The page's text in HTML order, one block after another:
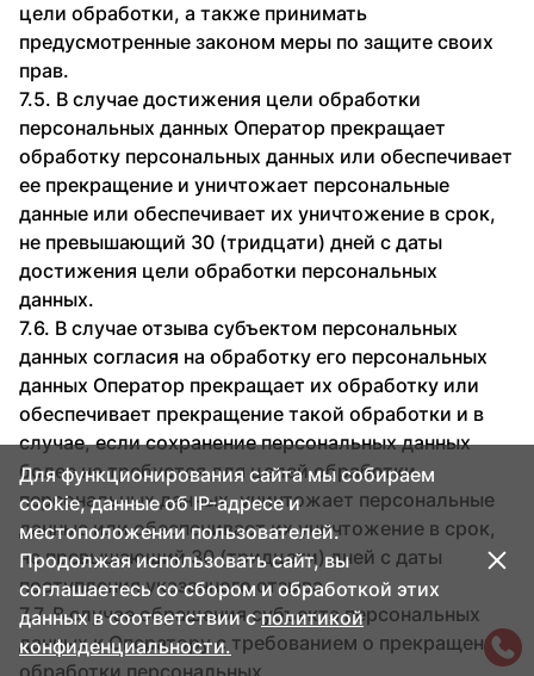
цели обработки, а также принимать
предусмотренные законом меры по защите своих
прав.
7.5. В случае достижения цели обработки
персональных данных Оператор прекращает
обработку персональных данных или обеспечивает
ее прекращение и уничтожает персональные
данные или обеспечивает их уничтожение в срок,
не превышающий 30 (тридцати) дней с даты
достижения цели обработки персональных
данных.
7.6. В случае отзыва субъектом персональных
данных согласия на обработку его персональных
данных Оператор прекращает их обработку или
обеспечивает прекращение такой обработки и в
случае, если сохранение персональных данных
более не требуется для целей обработки
персональных данных, уничтожает персональные
данные или обеспечивает их уничтожение в срок,
не превышающий 30 (тридцати) дней с даты
поступления указанного отзыва.
7.7. В случае обращения субъекта персональных
данных к Оператору с требованием о прекращении
обработки персональных
Для функционирования сайта мы собираем
cookie, данные об IP-адресе и
местоположении пользователей.
Продолжая использовать сайт, вы
соглашаетесь со сбором и обработкой этих
данных в соответствии сполитикой
конфиденциальности.